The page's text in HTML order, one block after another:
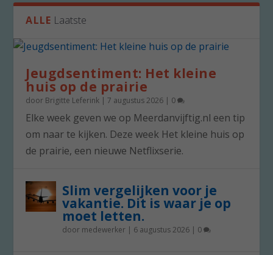
ALLE Laatste
Jeugdsentiment: Het kleine
huis op de prairie
door Brigitte Leferink |7 augustus 2026 | 0
Elke week geven we op Meerdanvijftig.nl een tip
om naar te kijken. Deze week Het kleine huis op
de prairie, een nieuwe Netflixserie.
Slim vergelijken voor je
vakantie. Dit is waar je op
moet letten.
door medewerker | 6 augustus 2026 | 0